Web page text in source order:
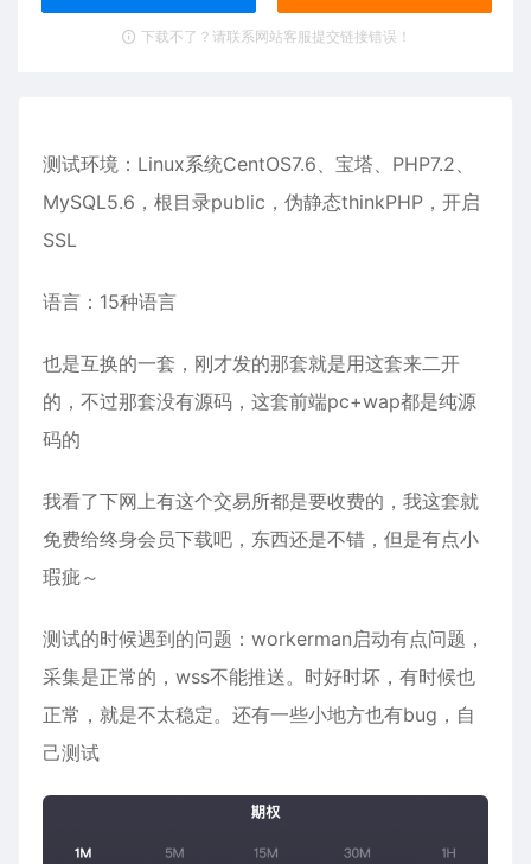
下载不了？请联系网站客服提交链接错误！
测试环境：Linux系统CentOS7.6、宝塔、PHP7.2、
MySQL5.6，根目录public，伪静态thinkPHP，开启
SSL
语言：15种语言
也是互换的一套，刚才发的那套就是用这套来二开
的，不过那套没有源码，这套前端pc+wap都是纯源
码的
我看了下网上有这个交易所都是要收费的，我这套就
免费给终身会员下载吧，东西还是不错，但是有点小
瑕疵～
测试的时候遇到的问题：workerman启动有点问题，
采集是正常的，wss不能推送。时好时坏，有时候也
正常，就是不太稳定。还有一些小地方也有bug，自
己测试